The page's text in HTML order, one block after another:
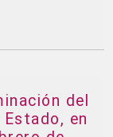
del
en